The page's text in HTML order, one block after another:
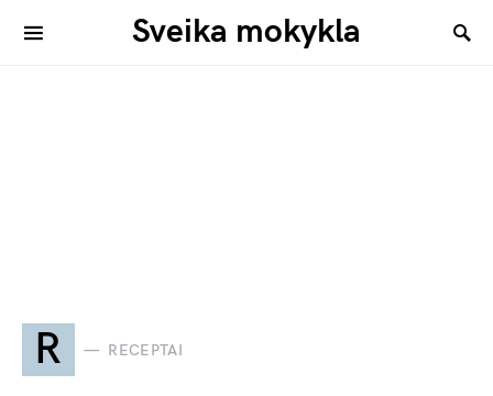
Sveika mokykla
R RECEPTAI